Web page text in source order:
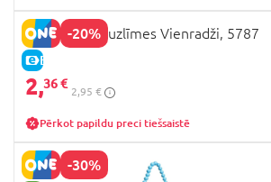
-20%
E-CENA
SNAILS nagu uzlīmes Vienradži, 5787
2,36 €
2,95 €
Pērkot papildu preci tiešsaistē
-30%